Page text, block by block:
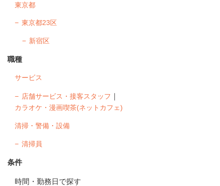
東京都
東京都23区
新宿区
職種
サービス
店舗サービス・接客スタッフ ｜
カラオケ・漫画喫茶(ネットカフェ)
清掃・警備・設備
清掃員
条件
時間・勤務日で探す